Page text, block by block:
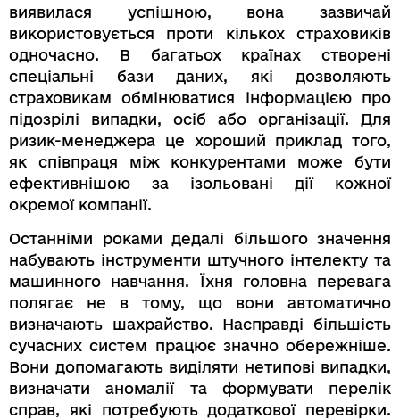
виявилася успішною, вона зазвичай
використовується проти кількох страховиків
одночасно. В багатьох країнах створені
спеціальні бази даних, які дозволяють
страховикам обмінюватися інформацією про
підозрілі випадки, осіб або організації. Для
ризик-менеджера це хороший приклад того,
як співпраця між конкурентами може бути
ефективнішою за ізольовані дії кожної
окремої компанії.
Останніми роками дедалі більшого значення
набувають інструменти штучного інтелекту та
машинного навчання. Їхня головна перевага
полягає не в тому, що вони автоматично
визначають шахрайство. Насправді більшість
сучасних систем працює значно обережніше.
Вони допомагають виділяти нетипові випадки,
визначати аномалії та формувати перелік
справ, які потребують додаткової перевірки.